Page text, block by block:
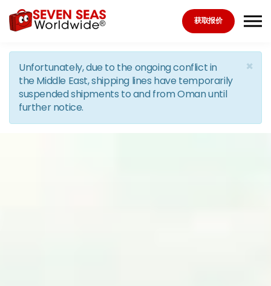
Skip to the content
获取报价
×
Unfortunately, due to the ongoing conflict in
the Middle East, shipping lines have temporarily
suspended shipments to and from Oman until
further notice.